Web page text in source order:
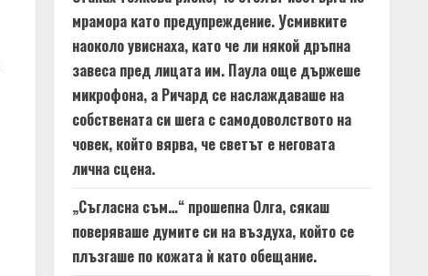
мрамора като предупреждение. Усмивките
наоколо увиснаха, като че ли някой дръпна
завеса пред лицата им. Паула още държеше
микрофона, а Ричард се наслаждаваше на
собствената си шега с самодоволството на
човек, който вярва, че светът е неговата
лична сцена.
„Съгласна съм…“ прошепна Олга, сякаш
поверяваше думите си на въздуха, който се
плъзгаше по кожата ѝ като обещание.